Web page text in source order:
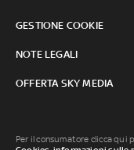
GESTIONE COOKIE
NOTE LEGALI
OFFERTA SKY MEDIA
Per il consumatore clicca qui